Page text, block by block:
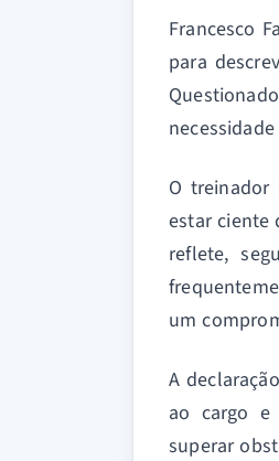
Francesco
para
O treinador
estar ciente
reflete,
um
A
ao cargo e
superar